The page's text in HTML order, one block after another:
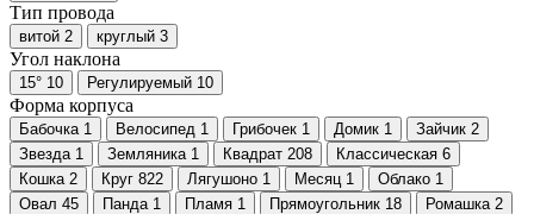
Тип провода
витой 2 круглый 3
Угол наклона
15° 10 Регулируемый 10
Форма корпуса
Бабочка 1 Велосипед 1 Грибочек 1 Домик 1 Зайчик 2
Звезда 1 Земляника 1 Квадрат 208 Классическая 6
Кошка 2 Круг 822 Лягушоно 1 Месяц 1 Облако 1
Овал 45 Панда 1 Пламя 1 Прямоугольник 18 Ромашка 2